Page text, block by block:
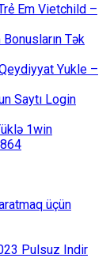
Em Vietchild –
Tək
Yukle –
Saytı Login
1win
üçün
Pulsuz Indir